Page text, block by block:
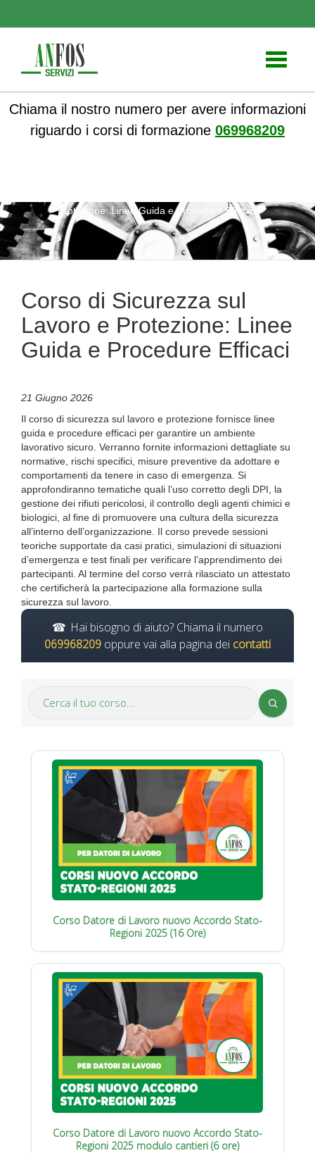
Toggle
Chiama il nostro numero per avere informazioni
riguardo i corsi di formazione 069968209
Protezione: Linee Guida e Procedure Efficaci
Corso di Sicurezza sul
Lavoro e Protezione: Linee
Guida e Procedure Efficaci
21 Giugno 2026
Il corso di sicurezza sul lavoro e protezione fornisce linee
guida e procedure efficaci per garantire un ambiente
lavorativo sicuro. Verranno fornite informazioni dettagliate su
normative, rischi specifici, misure preventive da adottare e
comportamenti da tenere in caso di emergenza. Si
approfondiranno tematiche quali l’uso corretto degli DPI, la
gestione dei rifiuti pericolosi, il controllo degli agenti chimici e
biologici, al fine di promuovere una cultura della sicurezza
all’interno dell’organizzazione. Il corso prevede sessioni
teoriche supportate da casi pratici, simulazioni di situazioni
d’emergenza e test finali per verificare l’apprendimento dei
partecipanti. Al termine del corso verrà rilasciato un attestato
che certificherà la partecipazione alla formazione sulla
sicurezza sul lavoro.
Hai bisogno di aiuto? Chiama il numero
069968209 oppure vai alla pagina dei contatti
Corso Datore di Lavoro nuovo Accordo Stato-
Regioni 2025 (16 Ore)
Corso Datore di Lavoro nuovo Accordo Stato-
Regioni 2025 modulo cantieri (6 ore)